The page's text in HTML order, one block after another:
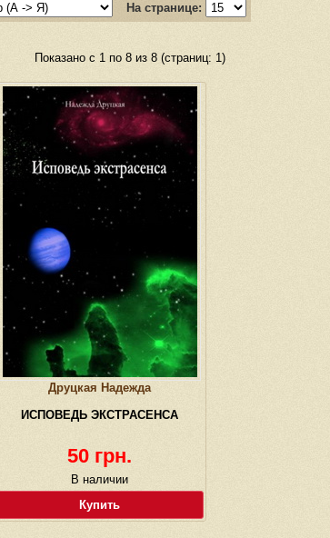
На странице:
Показано с 1 по 8 из 8 (страниц: 1)
Друцкая Надежда
ИСПОВЕДЬ ЭКСТРАСЕНСА
50 грн.
В наличии
Купить